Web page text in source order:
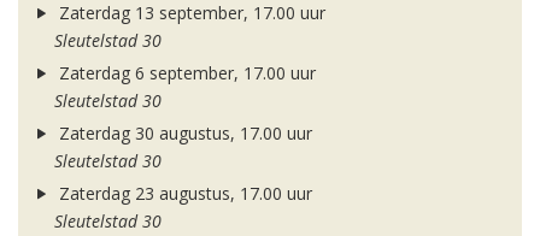
Zaterdag 13 september, 17.00 uur
Sleutelstad 30
Zaterdag 6 september, 17.00 uur
Sleutelstad 30
Zaterdag 30 augustus, 17.00 uur
Sleutelstad 30
Zaterdag 23 augustus, 17.00 uur
Sleutelstad 30